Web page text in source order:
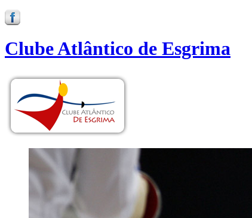
Clube Atlântico de Esgrima